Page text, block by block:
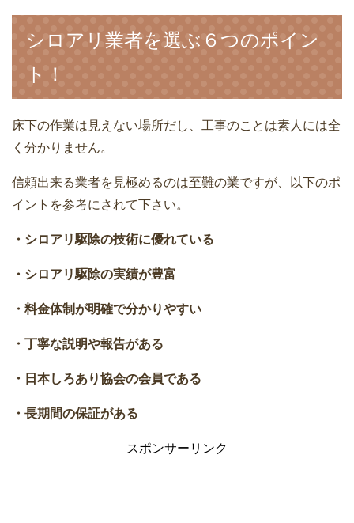
シロアリ業者を選ぶ６つのポイン
ト！
床下の作業は見えない場所だし、工事のことは素人には全
く分かりません。
信頼出来る業者を見極めるのは至難の業ですが、以下のポ
イントを参考にされて下さい。
・シロアリ駆除の技術に優れている
・シロアリ駆除の実績が豊富
・料金体制が明確で分かりやすい
・丁寧な説明や報告がある
・日本しろあり協会の会員である
・長期間の保証がある
スポンサーリンク